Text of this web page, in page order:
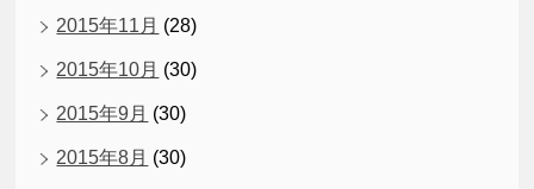
2015年11月 (28)
2015年10月 (30)
2015年9月 (30)
2015年8月 (30)